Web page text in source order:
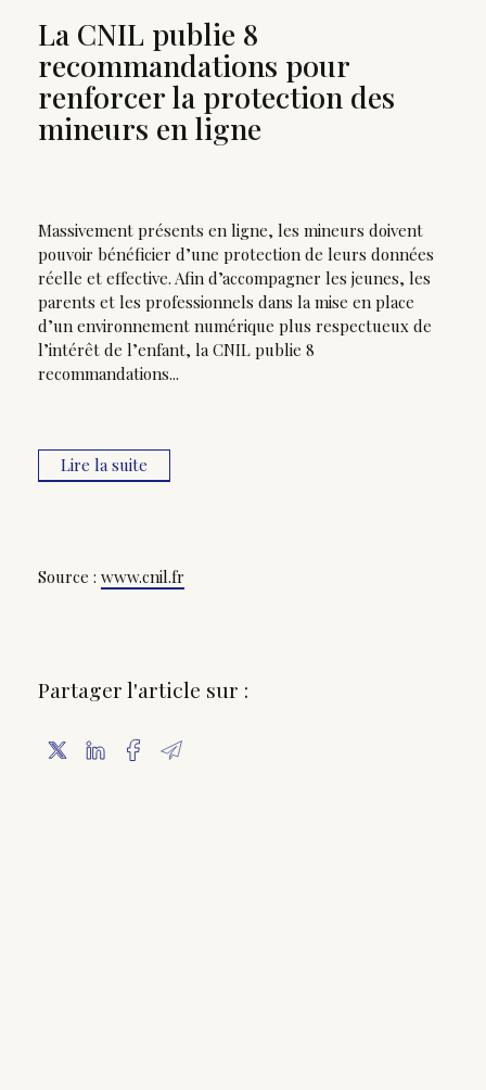
La CNIL publie 8
recommandations pour
renforcer la protection des
mineurs en ligne
Source : www.cnil.fr
Massivement présents en ligne, les mineurs doivent
pouvoir bénéficier d’une protection de leurs données
réelle et effective. Afin d’accompagner les jeunes, les
parents et les professionnels dans la mise en place
d’un environnement numérique plus respectueux de
l’intérêt de l’enfant, la CNIL publie 8
recommandations...
Lire la suite